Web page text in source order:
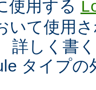
使用する
いて使用
詳しく書
タイプの